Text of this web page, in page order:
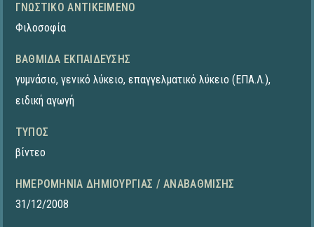
ΓΝΩΣΤΙΚΌ ΑΝΤΙΚΕΊΜΕΝΟ
Φιλοσοφία
ΒΑΘΜΊΔΑ ΕΚΠΑΊΔΕΥΣΗΣ
γυμνάσιο, γενικό λύκειο, επαγγελματικό λύκειο (ΕΠΑ.Λ.),
ειδική αγωγή
ΤΎΠΟΣ
βίντεο
ΗΜΕΡΟΜΗΝΊΑ ΔΗΜΙΟΥΡΓΊΑΣ / ΑΝΑΒΆΘΜΙΣΗΣ
31/12/2008